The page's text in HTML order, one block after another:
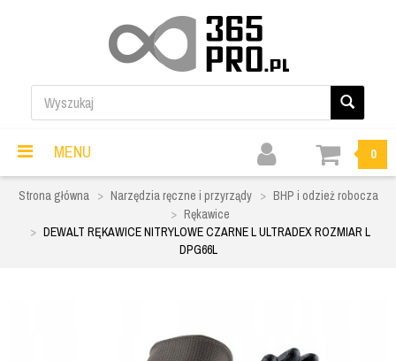
MENU 0
Strona główna Narzędzia ręczne i przyrządy
BHP i odzież robocza
Rękawice
DEWALT RĘKAWICE NITRYLOWE CZARNE L ULTRADEX ROZMIAR L
DPG66L